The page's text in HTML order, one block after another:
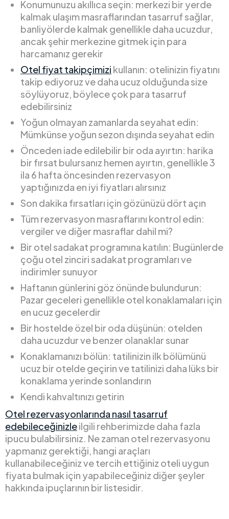
Konumunuzu akıllıca seçin: merkezi bir yerde
kalmak ulaşım masraflarından tasarruf sağlar,
banliyölerde kalmak genellikle daha ucuzdur,
ancak şehir merkezine gitmek için para
harcamanız gerekir
Otel fiyat takipçimizi kullanın: otelinizin fiyatını
takip ediyoruz ve daha ucuz olduğunda size
söylüyoruz, böylece çok para tasarruf
edebilirsiniz
Yoğun olmayan zamanlarda seyahat edin:
Mümkünse yoğun sezon dışında seyahat edin
Önceden iade edilebilir bir oda ayırtın: harika
bir fırsat bulursanız hemen ayırtın, genellikle 3
ila 6 hafta öncesinden rezervasyon
yaptığınızda en iyi fiyatları alırsınız
Son dakika fırsatları için gözünüzü dört açın
Tüm rezervasyon masraflarını kontrol edin:
vergiler ve diğer masraflar dahil mi?
Bir otel sadakat programına katılın: Bugünlerde
çoğu otel zinciri sadakat programları ve
indirimler sunuyor
Haftanın günlerini göz önünde bulundurun:
Pazar geceleri genellikle otel konaklamaları için
en ucuz gecelerdir
Bir hostelde özel bir oda düşünün: otelden
daha ucuzdur ve benzer olanaklar sunar
Konaklamanızı bölün: tatilinizin ilk bölümünü
ucuz bir otelde geçirin ve tatilinizi daha lüks bir
konaklama yerinde sonlandırın
Kendi kahvaltınızı getirin
Otel rezervasyonlarında nasıl tasarruf
edebileceğinizleilgili rehberimizde daha fazla
ipucu bulabilirsiniz. Ne zaman otel rezervasyonu
yapmanız gerektiği, hangi araçları
kullanabileceğiniz ve tercih ettiğiniz oteli uygun
fiyata bulmak için yapabileceğiniz diğer şeyler
hakkında ipuçlarının bir listesidir.